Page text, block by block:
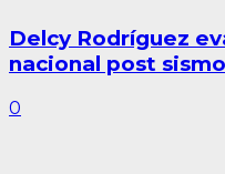
Delcy Rodríguez
nacional post
0